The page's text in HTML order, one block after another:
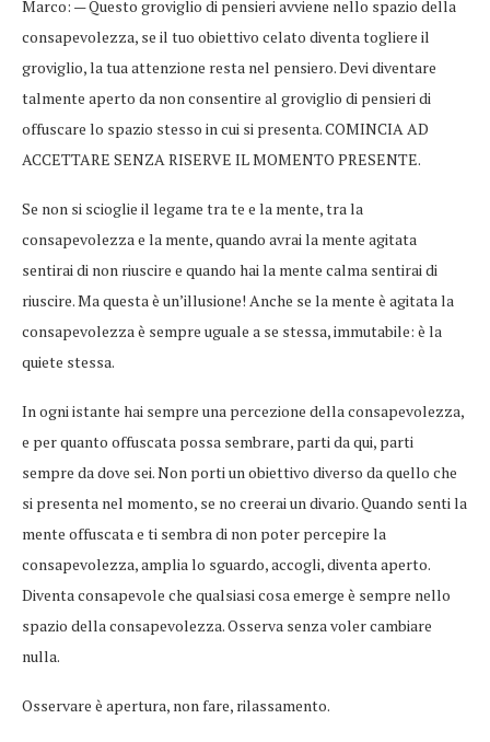
Marco: — Questo groviglio di pensieri avviene nello spazio della
consapevolezza, se il tuo obiettivo celato diventa togliere il
groviglio, la tua attenzione resta nel pensiero. Devi diventare
talmente aperto da non consentire al groviglio di pensieri di
offuscare lo spazio stesso in cui si presenta. COMINCIA AD
ACCETTARE SENZA RISERVE IL MOMENTO PRESENTE.
Se non si scioglie il legame tra te e la mente, tra la
consapevolezza e la mente, quando avrai la mente agitata
sentirai di non riuscire e quando hai la mente calma sentirai di
riuscire. Ma questa è un’illusione! Anche se la mente è agitata la
consapevolezza è sempre uguale a se stessa, immutabile: è la
quiete stessa.
In ogni istante hai sempre una percezione della consapevolezza,
e per quanto offuscata possa sembrare, parti da qui, parti
sempre da dove sei. Non porti un obiettivo diverso da quello che
si presenta nel momento, se no creerai un divario. Quando senti la
mente offuscata e ti sembra di non poter percepire la
consapevolezza, amplia lo sguardo, accogli, diventa aperto.
Diventa consapevole che qualsiasi cosa emerge è sempre nello
spazio della consapevolezza. Osserva senza voler cambiare
nulla.
Osservare è apertura, non fare, rilassamento.